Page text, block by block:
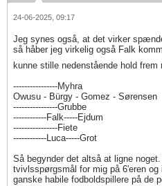
24-06-2025, 09:17
Jeg synes også, at det virker
så håber jeg virkelig også Falk
kunne stille nedenstående hold
----------------Myhra
Owusu - Bürgy - Gomez - Sørensen
----------------Grubbe
------------Falk-----Ejdum
----------------Fiete
------------Luca-----Grot
Så begynder det altså at ligne
tvivlsspørgsmål for mig på 6'eren
ganske habile fodboldspillere på de